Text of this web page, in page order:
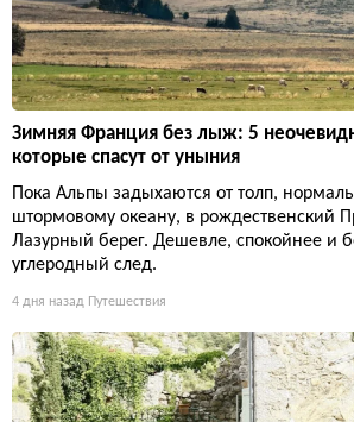
Зимняя Франция без лыж: 5
которые спасут от уныния
Пока Альпы задыхаются от толп,
штормовому океану, в рождественский
Лазурный берег. Дешевле, спокойнее и
углеродный след.
4 дня назад Путешествия